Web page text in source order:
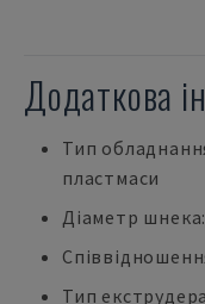
Додаткова
Тип
пластмаси
Діаметр
Тип